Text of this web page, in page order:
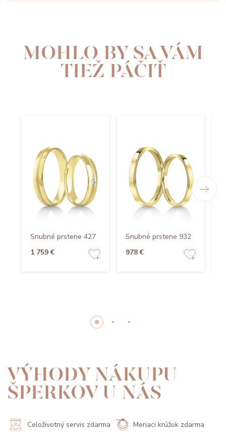
MOHLO BY SA VÁM
TIEŽ PÁČIŤ
Snubné prstene 427
1 759 €
Snubné prstene 932
978 €
VÝHODY NÁKUPU
ŠPERKOV U NÁS
Celoživotný servis zdarma Meriaci krúžok zdarma